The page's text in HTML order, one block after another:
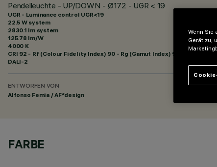
Pendelleuchte - UP/DOWN - Ø172 - UGR < 19
UGR - Luminance control UGR<19
22.5 W system
2830.1 lm system
125.78 lm/W
4000 K
CRI 92 - Rf (Colour Fidelity Index) 90 - Rg (Gamut Index) 98
DALI-2
ENTWORFEN VON
Alfonso Femia / AF*design
FARBE
Wenn Sie
Gerät zu,